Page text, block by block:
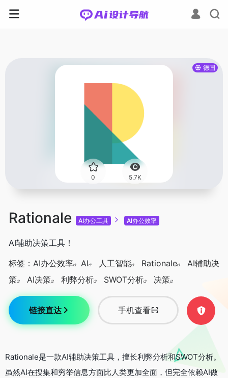
德国
0 5.7K
Rationale AI办公工具 AI办公效率
AI辅助决策工具！
标签： AI办公效率 AI 人工智能 Rationale
AI辅助决
策
AI决策 利弊分析 SWOT分析 决策
链接直达 手机查看
Rationale是一款AI辅助决策工具，擅长利弊分析和SWOT分析。
虽然AI在搜集和穷举信息方面比人类更加全面，但完全依赖AI做